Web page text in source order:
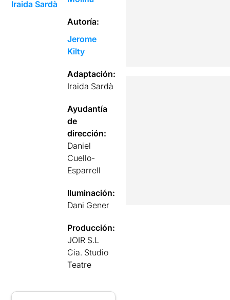
Iraida Sardà
Autoría:
Jerome
Kilty
Adaptación:
Iraida Sardà
Ayudantía
de
dirección:
Daniel
Cuello-
Esparrell
Iluminación:
Dani Gener
Producción:
JOIR S.L
Cia. Studio
Teatre